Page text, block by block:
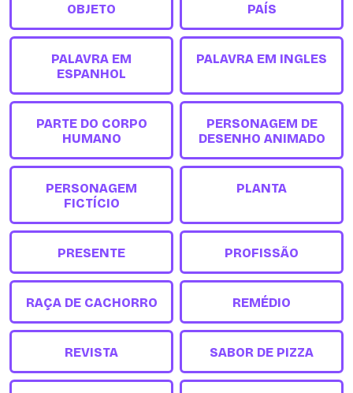
OBJETO PAÍS
PALAVRA EM
ESPANHOL
PALAVRA EM INGLES
PARTE DO CORPO
HUMANO
PERSONAGEM DE
DESENHO ANIMADO
PERSONAGEM
FICTÍCIO
PLANTA
PRESENTE PROFISSÃO
RAÇA DE CACHORRO REMÉDIO
REVISTA SABOR DE PIZZA